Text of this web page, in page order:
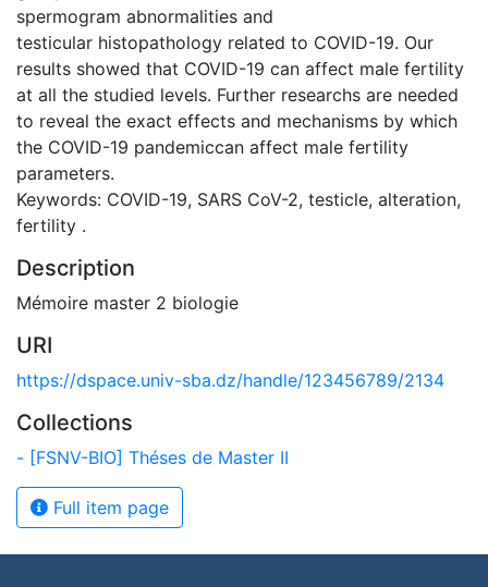
spermogram abnormalities and
testicular histopathology related to COVID-19. Our
results showed that COVID-19 can affect male fertility
at all the studied levels. Further researchs are needed
to reveal the exact effects and mechanisms by which
the COVID-19 pandemiccan affect male fertility
parameters.
Keywords: COVID-19, SARS CoV-2, testicle, alteration,
fertility .
Description
Mémoire master 2 biologie
URI
https://dspace.univ-sba.dz/handle/123456789/2134
Collections
- [FSNV-BIO] Théses de Master II
Full item page